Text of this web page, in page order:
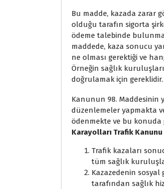
Bu madde, kazada zarar
olduğu tarafın sigorta
ödeme talebinde
maddede, kaza sonucu
ne olması gerektiği ve
Örneğin sağlık
doğrulamak için gereklidir.
Kanunun 98. Maddesinin
düzenlemeler yapmakta
ödenmekte ve bu
Karayolları Trafik
Trafik kazaları
tüm sağlık
Kazazedenin sosyal
tarafından sağlık